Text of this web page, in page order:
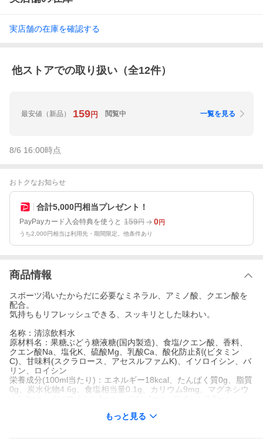
実店舗の在庫を確認する
他ストアでの取り扱い（全12件）
最安値 （新品） 159円 閲覧中 一覧を見る
8/6 16:00時点
おトクなお知らせ
合計5,000円相当プレゼント！
PayPayカード入会特典を使うと 159円 0円
うち2,000円相当は利用先・期間限定。他条件あり
商品情報
スポーツ渇いたからだに必要なミネラル、アミノ酸、クエン酸を
配合。
気持ちもリフレッシュできる、スッキリとした味わい。
名称：清涼飲料水
原材料名：果糖ぶどう糖液糖(国内製造)、食塩/クエン酸、香料、
クエン酸Na、塩化K、硫酸Mg、乳酸Ca、酸化防止剤(ビタミン
C)、甘味料(スクラロース、アセスルファムK)、イソロイシン、バ
リン、ロイシン
栄養成分(100ml当たり)：エネルギー18kcal、たんぱく質0g、脂質
0g、炭水化物4.6g、食塩相当量0.1g、カリウム9mg、マグネシウ
賞味期限：別途商品ラベルに記載
もっと見る